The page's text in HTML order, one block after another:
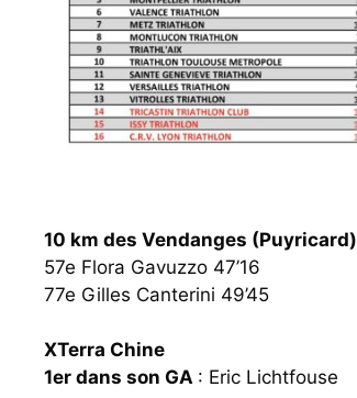
10 km des Vendanges (Puyricard)
57e Flora Gavuzzo 47’16
77e Gilles Canterini 49’45
XTerra Chine
1er dans son GA : Eric Lichtfouse